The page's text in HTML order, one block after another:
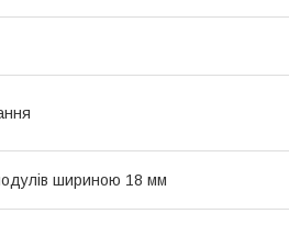
шириною 18 мм